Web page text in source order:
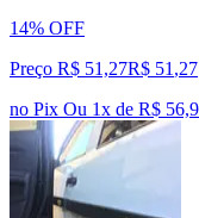
14% OFF
Preço R$ 51,27R$ 51,27
no Pix Ou 1x de R$